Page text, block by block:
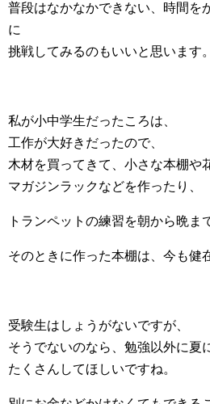
普段はなかなかできない、時間を
に
挑戦してみるのもいいと思います。
私が小中学生だったころは、
工作が大好きだったので、
木材を買ってきて、小さな本棚や
マガジンラックなどを作ったり、
トランペットの練習を朝から晩ま
そのときに作った本棚は、今も健
受験生はしょうがないですが、
そうでないのなら、勉強以外に夏
たくさんしてほしいですね。